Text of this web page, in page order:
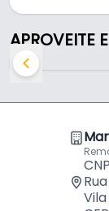
- 02 Carros
- 02 Guias -
- 02 Freios -
Indicação de
- Trilho
RM-026 -
APROVEITE